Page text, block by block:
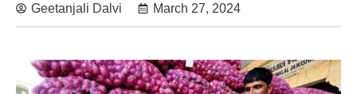
Geetanjali Dalvi March 27, 2024